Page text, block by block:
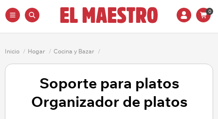
0
Inicio / Hogar / Cocina y Bazar /
Soporte para platos
Organizador de platos